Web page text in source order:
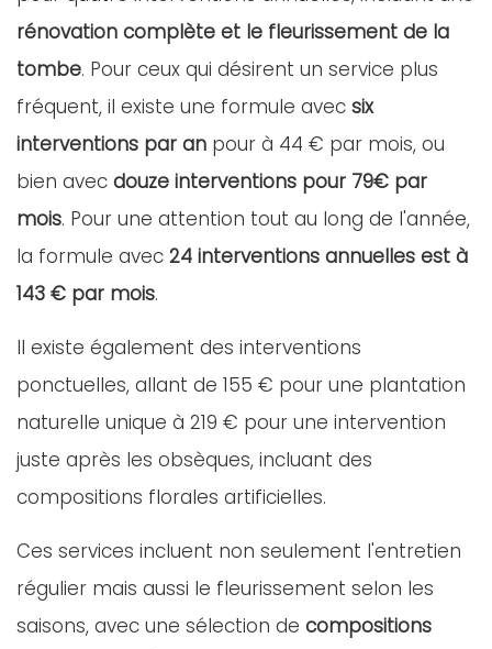
rénovation complète et le fleurissement de la
tombe. Pour ceux qui désirent un service plus
fréquent, il existe une formule avec six
interventions par an pour à 44 € par mois, ou
bien avec douze interventions pour 79€ par
mois. Pour une attention tout au long de l'année,
la formule avec 24 interventions annuelles est à
143 € par mois.
Il existe également des interventions
ponctuelles, allant de 155 € pour une plantation
naturelle unique à 219 € pour une intervention
juste après les obsèques, incluant des
compositions florales artificielles.
Ces services incluent non seulement l'entretien
régulier mais aussi le fleurissement selon les
saisons, avec une sélection de compositions